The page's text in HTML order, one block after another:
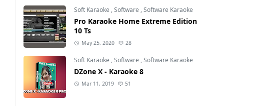
Soft Karaoke ,Software ,Software Karaoke
Pro Karaoke Home Extreme Edition
10 Ts
May 25, 2020 28
Soft Karaoke ,Software ,Software Karaoke
DZone X - Karaoke 8
Mar 11, 2019 51